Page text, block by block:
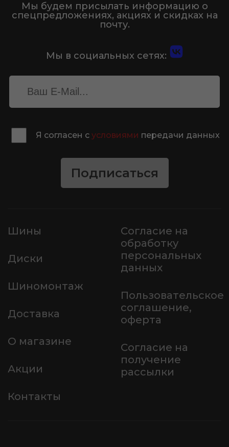
Мы будем присылать информацию о
спецпредложениях, акциях и скидках на
почту.
Мы в социальных сетях:
Я согласен с условиями передачи данных
Подписаться
Шины
Диски
Шиномонтаж
Доставка
О магазине
Акции
Контакты
Согласие на
обработку
персональных
данных
Пользовательское
соглашение,
оферта
Согласие на
получение
рассылки